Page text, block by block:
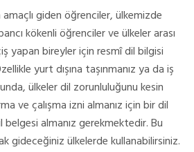
giden öğrenciler, ülkemizde
kökenli öğrenciler ve ülkeler arası
yapan bireyler için resmî dil bilgisi
yurt dışına taşınmanız ya da iş
ülkeler dil zorunluluğunu kesin
ve çalışma izni almanız için bir dil
almanız gerekmektedir. Bu
gideceğiniz ülkelerde kullanabilirsiniz.